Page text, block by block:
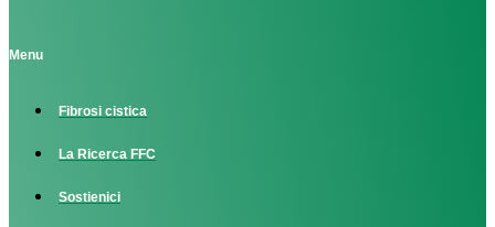
Menu
Fibrosi cistica
La Ricerca FFC
Sostienici